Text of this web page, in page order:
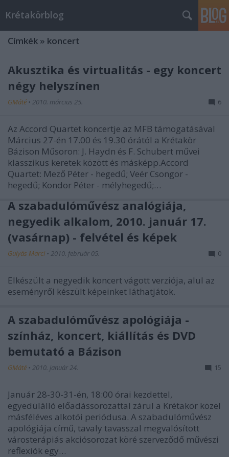
Krétakörblog
Címkék » koncert
Akusztika és virtualitás - egy koncert
négy helyszínen
GMáté • 2010. március 25. 6
Az Accord Quartet koncertje az MFB támogatásával
Március 27-én 17.00 és 19.30 órától a Krétakör
Bázison Műsoron: J. Haydn és F. Schubert művei
klasszikus keretek között és másképp.Accord
Quartet: Mező Péter - hegedű; Veér Csongor -
hegedű; Kondor Péter - mélyhegedű;…
A szabadulóművész analógiája,
negyedik alkalom, 2010. január 17.
(vasárnap) - felvétel és képek
Gulyás Marci • 2010. február 05. 0
Elkészült a negyedik koncert vágott verziója, alul az
eseményről készült képeinket láthatjátok.
A szabadulóművész apológiája -
színház, koncert, kiállítás és DVD
bemutató a Bázison
GMáté • 2010. január 24. 15
Január 28-30-31-én, 18:00 órai kezdettel,
egyedülálló előadássorozattal zárul a Krétakör közel
másféléves alkotói periódusa. A szabadulóművész
apológiája című, tavaly tavasszal megvalósított
városterápiás akciósorozat köré szerveződő művészi
reflexiók egy…